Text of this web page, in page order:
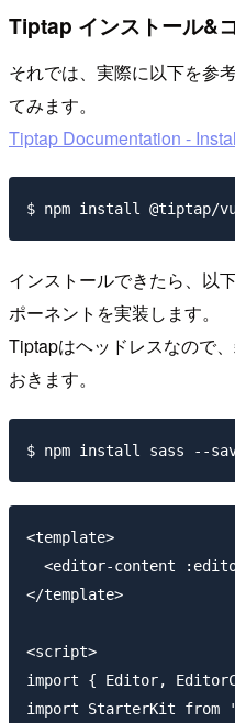
Tiptap インストール&
それでは、実際に以下を参
てみます。
Tiptap Documentation -
インストールできたら、以
ポーネントを実装します。
Tiptapはヘッドレスなので
おきます。
<template>
<editor-content
</template>
<script>
import { Editor,
import StarterKit